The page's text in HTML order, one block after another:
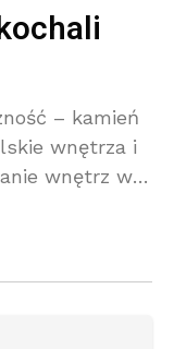
– kamień
wnętrza i
wnętrz w
naturalny